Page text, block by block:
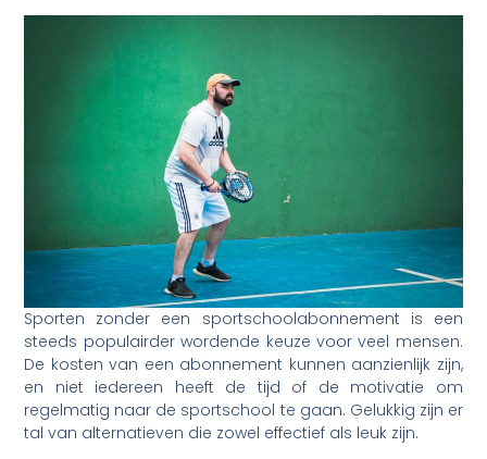
Sporten zonder een sportschoolabonnement is een
steeds populairder wordende keuze voor veel mensen.
De kosten van een abonnement kunnen aanzienlijk zijn,
en niet iedereen heeft de tijd of de motivatie om
regelmatig naar de sportschool te gaan. Gelukkig zijn er
tal van alternatieven die zowel effectief als leuk zijn.